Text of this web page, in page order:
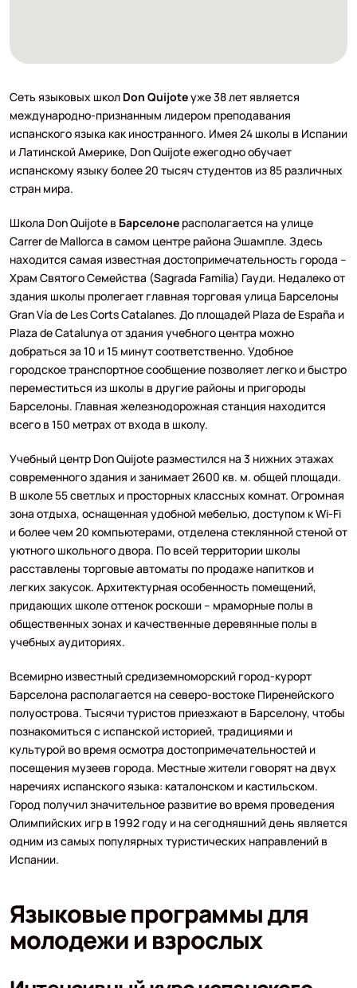
Сеть языковых школ Don Quijoteуже 38 лет является
международно-признанным лидером преподавания
испанского языка как иностранного. Имея 24 школы в Испании
и Латинской Америке, Don Quijote ежегодно обучает
испанскому языку более 20 тысяч студентов из 85 различных
стран мира.
Школа Don Quijote в Барселонерасполагается на улице
Carrer de Mallorca в самом центре района Эшампле. Здесь
находится самая известная достопримечательность города –
Храм Святого Семейства (Sagrada Familia) Гауди. Недалеко от
здания школы пролегает главная торговая улица Барселоны
Gran Vía de Les Corts Catalanes. До площадей Plaza de España и
Plaza de Catalunya от здания учебного центра можно
добраться за 10 и 15 минут соответственно. Удобное
городское транспортное сообщение позволяет легко и быстро
переместиться из школы в другие районы и пригороды
Барселоны. Главная железнодорожная станция находится
всего в 150 метрах от входа в школу.
Учебный центр Don Quijote разместился на 3 нижних этажах
современного здания и занимает 2600 кв. м. общей площади.
В школе 55 светлых и просторных классных комнат. Огромная
зона отдыха, оснащенная удобной мебелью, доступом к Wi-Fi
и более чем 20 компьютерами, отделена стеклянной стеной от
уютного школьного двора. По всей территории школы
расставлены торговые автоматы по продаже напитков и
легких закусок. Архитектурная особенность помещений,
придающих школе оттенок роскоши – мраморные полы в
общественных зонах и качественные деревянные полы в
учебных аудиториях.
Всемирно известный средиземноморский город-курорт
Барселона располагается на северо-востоке Пиренейского
полуострова. Тысячи туристов приезжают в Барселону, чтобы
познакомиться с испанской историей, традициями и
культурой во время осмотра достопримечательностей и
посещения музеев города. Местные жители говорят на двух
наречиях испанского языка: каталонском и кастильском.
Город получил значительное развитие во время проведения
Олимпийских игр в 1992 году и на сегодняшний день является
одним из самых популярных туристических направлений в
Испании.
Языковые программы для
молодежи и взрослых